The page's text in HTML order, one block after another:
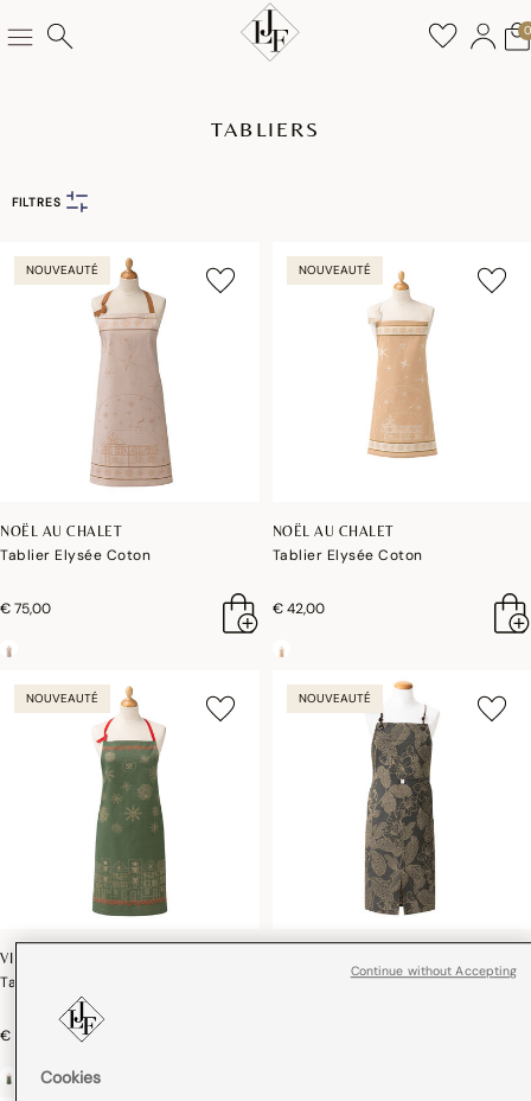
0
TABLIERS
FILTRES
NOUVEAUTÉ
NOËL AU CHALET
Tablier Elysée Coton
€ 75,00
NOUVEAUTÉ
NOËL AU CHALET
Tablier Elysée Coton
€ 42,00
NOUVEAUTÉ
VILLAGE DE NOËL
Tablier Elysée Coton
€ 75,00
NOUVEAUTÉ
Tablier Sulawesi Coton
Cookies
Continue without Accepting